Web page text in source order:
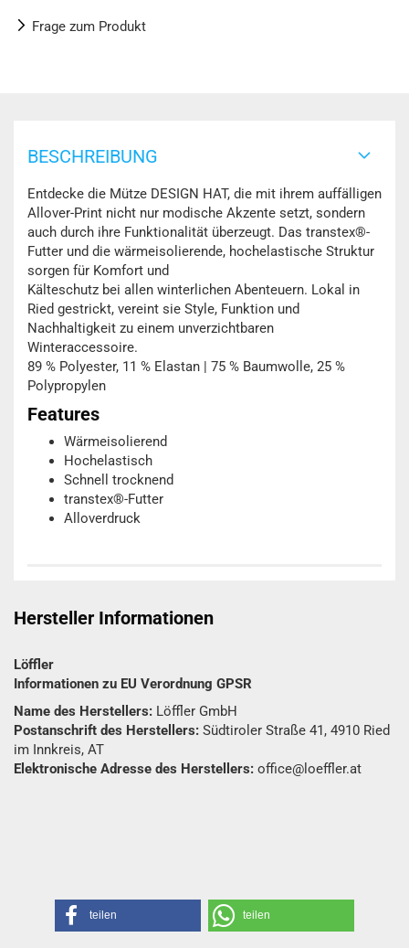
Frage zum Produkt
BESCHREIBUNG
Entdecke die Mütze DESIGN HAT, die mit ihrem auffälligen
Allover-Print nicht nur modische Akzente setzt, sondern
auch durch ihre Funktionalität überzeugt. Das transtex®-
Futter und die wärmeisolierende, hochelastische Struktur
sorgen für Komfort und
Kälteschutz bei allen winterlichen Abenteuern. Lokal in
Ried gestrickt, vereint sie Style, Funktion und
Nachhaltigkeit zu einem unverzichtbaren
Winteraccessoire.
89 % Polyester, 11 % Elastan | 75 % Baumwolle, 25 %
Polypropylen
Features
Wärmeisolierend
Hochelastisch
Schnell trocknend
transtex®-Futter
Alloverdruck
Hersteller Informationen
Löffler
Informationen zu EU Verordnung GPSR
Name des Herstellers: Löffler GmbH
Postanschrift des Herstellers: Südtiroler Straße 41, 4910 Ried
im Innkreis, AT
Elektronische Adresse des Herstellers: office@loeffler.at
teilen teilen